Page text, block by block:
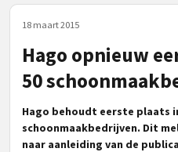
18 maart 2015
Hago opnieuw
50
Hago behoudt eerste plaats
schoonmaakbedrijven. Dit
naar aanleiding van de